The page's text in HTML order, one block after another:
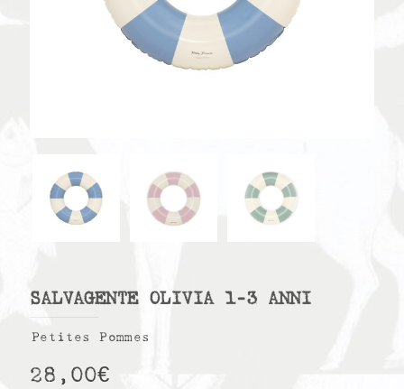
SALVAGENTE OLIVIA 1-3 ANNI
Petites Pommes
28,00€